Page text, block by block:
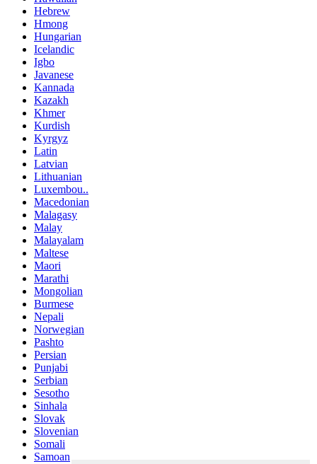
Hebrew
Hmong
Hungarian
Icelandic
Igbo
Javanese
Kannada
Kazakh
Khmer
Kurdish
Kyrgyz
Latin
Latvian
Lithuanian
Luxembou..
Macedonian
Malagasy
Malay
Malayalam
Maltese
Maori
Marathi
Mongolian
Burmese
Nepali
Norwegian
Pashto
Persian
Punjabi
Serbian
Sesotho
Sinhala
Slovak
Slovenian
Somali
Samoan